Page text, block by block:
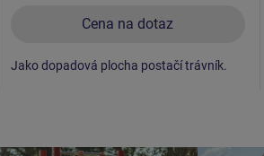
Cena na dotaz
Jako dopadová plocha postačí trávník.